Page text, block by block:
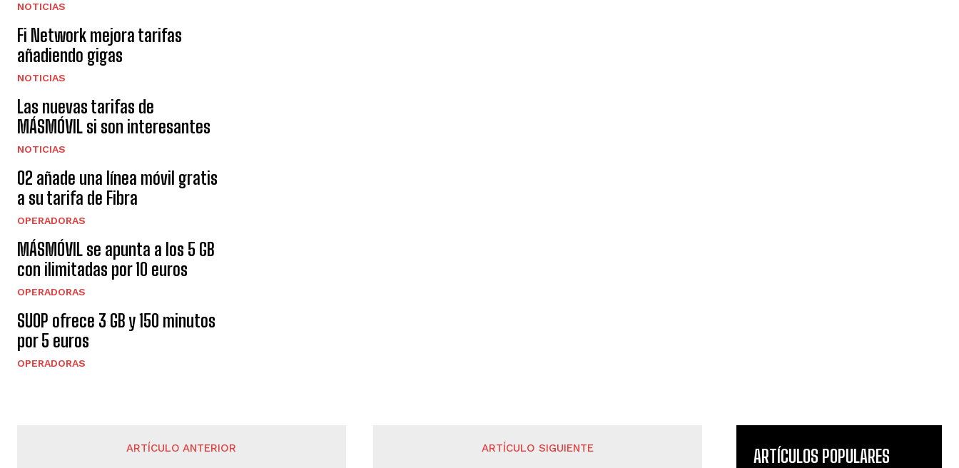
NOTICIAS
Fi Network mejora tarifas
añadiendo gigas
NOTICIAS
Las nuevas tarifas de
MÁSMÓVIL si son interesantes
NOTICIAS
O2 añade una línea móvil gratis
a su tarifa de Fibra
OPERADORAS
MÁSMÓVIL se apunta a los 5 GB
con ilimitadas por 10 euros
OPERADORAS
SUOP ofrece 3 GB y 150 minutos
por 5 euros
OPERADORAS
ARTÍCULO ANTERIOR ARTÍCULO SIGUIENTE ARTÍCULOS POPULARES